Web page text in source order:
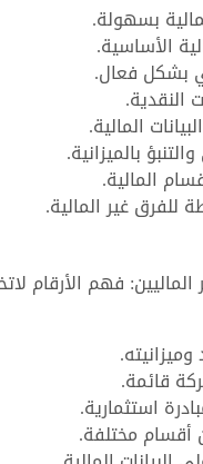
بسهولة.
الأساسية.
بشكل فعال.
النقدية.
المالية.
بالميزانية.
المالية.
للفرق غير المالية.
الماليين: فهم
قائمة.
استثمارية.
أقسام مختلفة.